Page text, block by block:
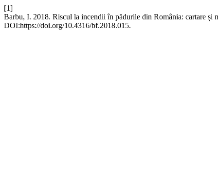
[1]
Barbu, I. 2018. Riscul la incendii în pădurile din România: cartare și
DOI:https://doi.org/10.4316/bf.2018.015.